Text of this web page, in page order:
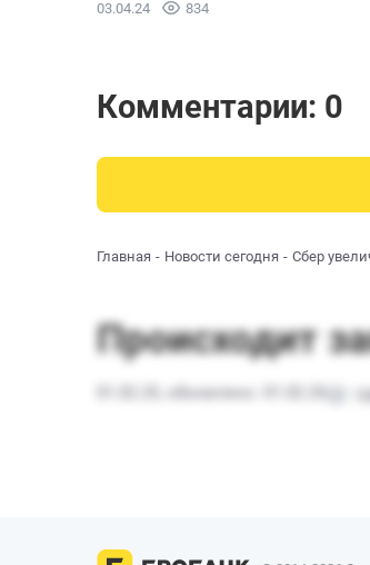
03.04.24 834
Комментарии: 0
Главная Новости сегодня Сбер